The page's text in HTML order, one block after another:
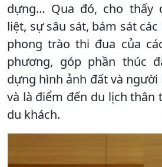
dựng… Qua đó, cho thấy
liệt, sự sâu sát, bám sát
phong trào thi đua của
phương, góp phần thúc
dựng hình ảnh đất và người
và là điểm đến du lịch thân
du khách.